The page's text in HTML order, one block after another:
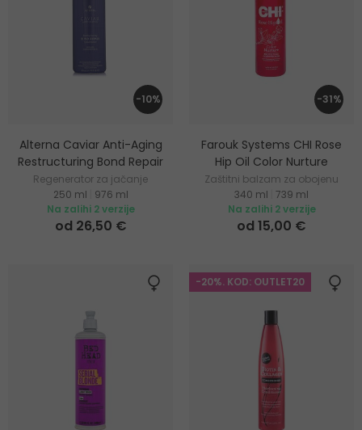
-10%
Alterna Caviar Anti-Aging
Restructuring Bond Repair
Regenerator za jačanje
oštećene kose
250 ml
976 ml
Na zalihi 2 verzije
od 26,50 €
-31%
Farouk Systems CHI Rose
Hip Oil Color Nurture
Zaštitni balzam za obojenu
kosu
340 ml 739 ml
Na zalihi 2 verzije
od 15,00 €
-20%. KOD: OUTLET20